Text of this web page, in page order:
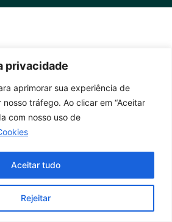
privacidade
aprimorar sua experiência de
tráfego. Ao clicar em “Aceitar
com nosso uso de
Rejeitar
Aceitar tudo